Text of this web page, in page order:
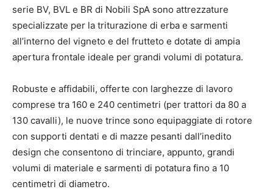
serie BV, BVL e BR di Nobili SpA sono attrezzature
specializzate per la triturazione di erba e sarmenti
all’interno del vigneto e del frutteto e dotate di ampia
apertura frontale ideale per grandi volumi di potatura.
Robuste e affidabili, offerte con larghezze di lavoro
comprese tra 160 e 240 centimetri (per trattori da 80 a
130 cavalli), le nuove trince sono equipaggiate di rotore
con supporti dentati e di mazze pesanti dall’inedito
design che consentono di trinciare, appunto, grandi
volumi di materiale e sarmenti di potatura fino a 10
centimetri di diametro.